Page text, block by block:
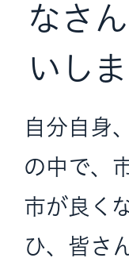
なさ
いし
自分自身
の中で、
市が良く
ひ、皆さ